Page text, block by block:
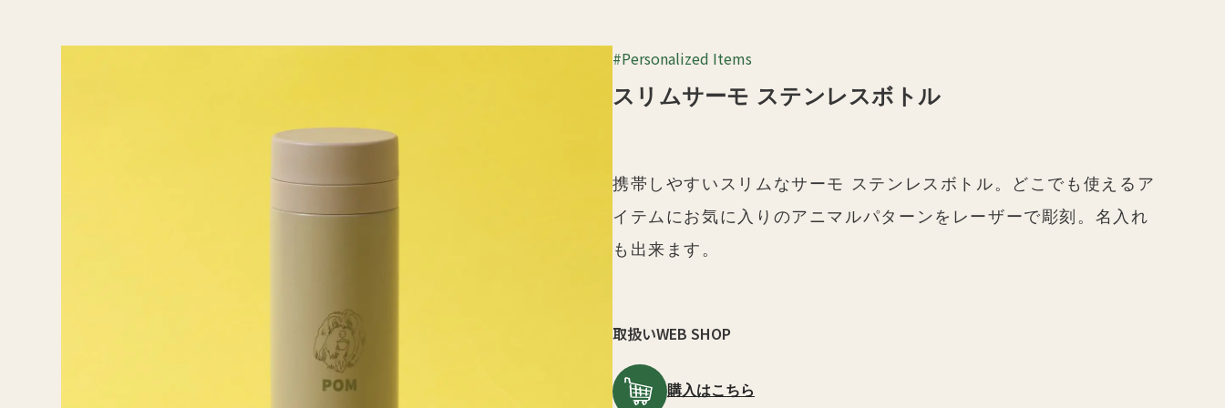
#Personalized Items
スリムサーモ ステンレスボトル
携帯しやすいスリムなサーモ ステンレスボトル。どこでも使えるア
イテムにお気に入りのアニマルパターンをレーザーで彫刻。名入れ
も出来ます。
取扱いWEB SHOP
購入はこちら